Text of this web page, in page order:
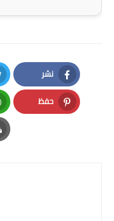
نشر
Facebook
حفظ
Pinterest